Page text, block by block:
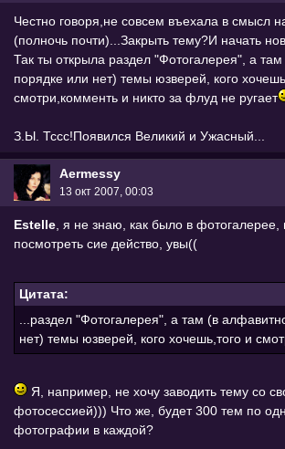
Честно говоря,не совсем въехала в смысл
(полночь почти)...Закрыть тему?И начать
Так ты открыла раздел "Фотогалерея", а
порядке или нет) темы юзверей, кого
смотри,комменть и никто за флуд не ругает
З.Ы. Тссс!Появился Великий и Ужасный...
Aermessy
13 окт 2007, 00:03
Estelle , я не знаю, как было в фотогалерее,
посмотреть сие действо, увы((
Цитата:
...раздел "Фотогалерея", а там (в
нет) темы юзверей, кого хочешь,того и
Я, например, не хочу заводить тему со
фотосессией))) Что же, будет 300 тем по
фотографии в каждой?